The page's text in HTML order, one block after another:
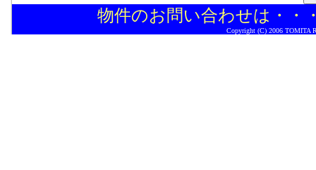
物件のお問い合わせは・
Copyright (C) 2006 TOMITA